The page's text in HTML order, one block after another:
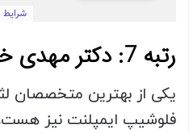
رتبه 7: دکتر مهدی خادمه الرسول
یکی از بهترین متخصصان
فلوشیپ ایمپلنت نیز